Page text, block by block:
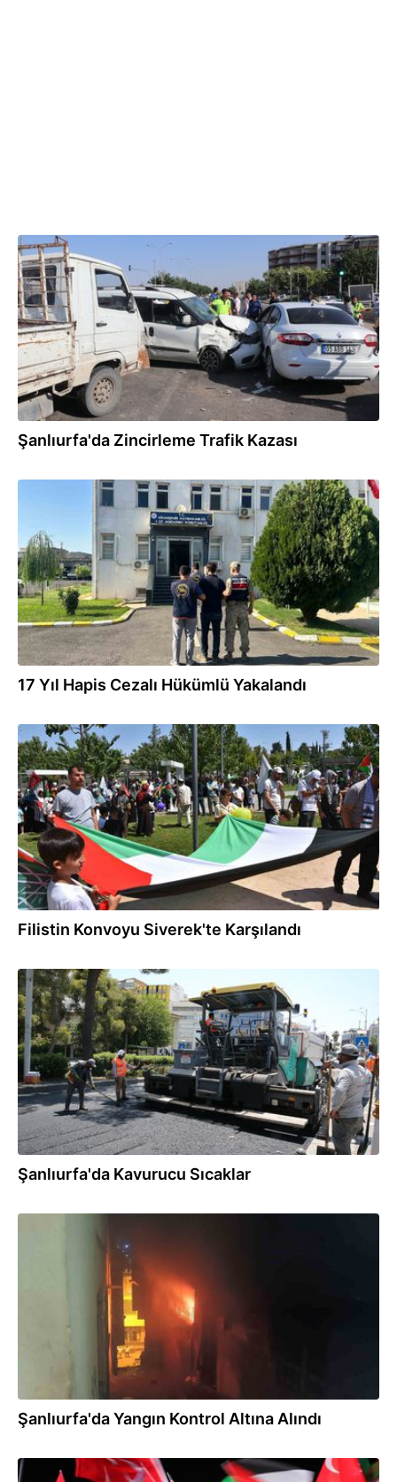
18:12
Şanlıurfa'da Zincirleme Trafik Kazası
17 Yıl Hapis Cezalı Hükümlü Yakalandı
15:23
Filistin Konvoyu Siverek'te Karşılandı
14:31
Şanlıurfa'da Kavurucu Sıcaklar
Şanlıurfa'da Yangın Kontrol Altına Alındı
00:38